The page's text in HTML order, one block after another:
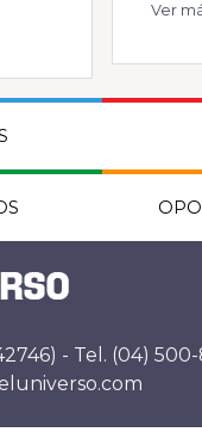
Ver
- Tel. (04)